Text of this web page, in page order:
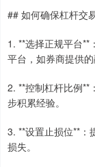
## 如何确保杠杆交
1. **选择正规平台**
平台，如券商提供的
2. **控制杠杆比例**
步积累经验。
3. **设置止损位**：
损失。